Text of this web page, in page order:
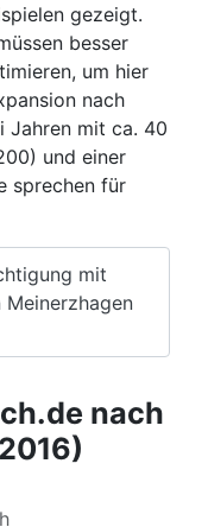
gezeigt.
besser
um hier
nach
Jahren mit ca. 40
und einer
sprechen für
mit
nach